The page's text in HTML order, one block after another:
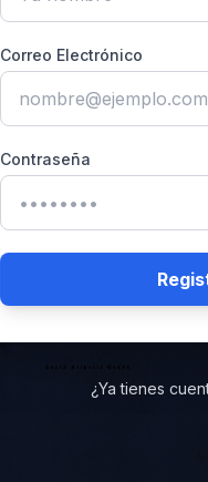
Correo Electrónico
Contraseña
¿Ya tienes